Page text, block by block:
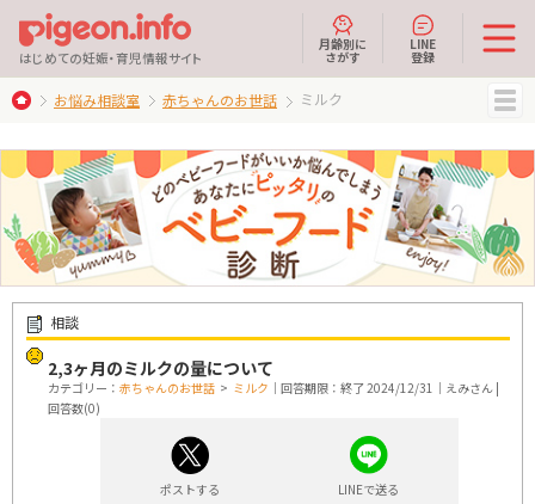
はじめての妊娠・育児情報サイト
月齢別に
さがす
LINE
登録
お悩み相談室 赤ちゃんのお世話 ミルク
相談
2,3ヶ月のミルクの量について
カテゴリー： 赤ちゃんのお世話 > ミルク ｜回答期限：終了 2024/12/31｜えみさん |
回答数(0)
ポストする LINEで送る